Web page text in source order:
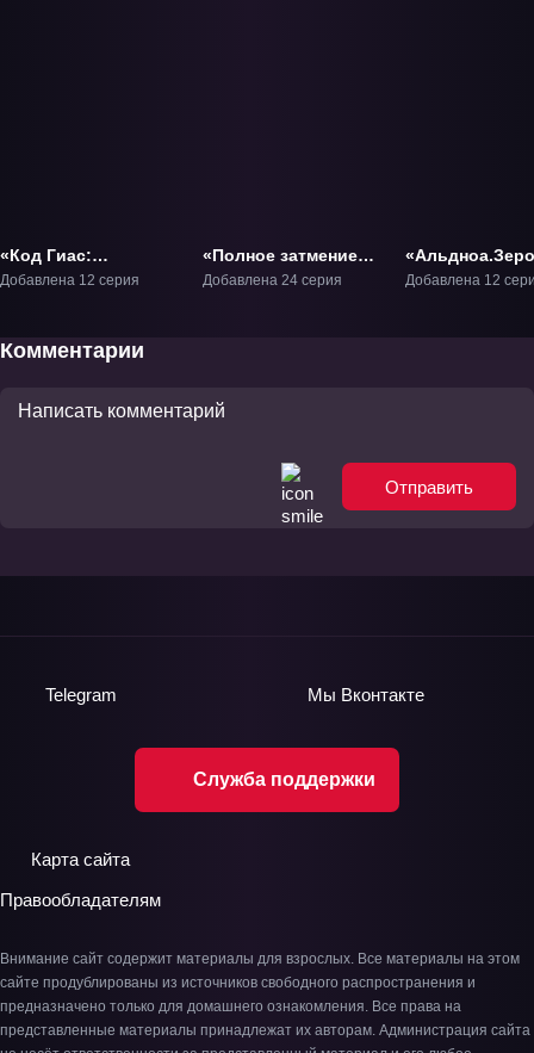
«Код Гиас:
Вернувшийся Розе»
Добавлена 12 серия
«Полное затмение»
ТВ-1
Добавлена 24 серия
ТВ-1
Добавлена 12
Комментарии
Отправить
Служба поддержки
Telegram Мы Вконтакте
Карта сайта
Правообладателям
Внимание сайт содержит материалы для взрослых. Все материалы на этом
сайте продублированы из источников свободного распространения и
предназначено только для домашнего ознакомления. Все права на
представленные материалы принадлежат их авторам. Администрация сайта